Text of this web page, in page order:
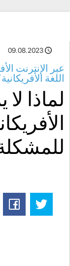
09.08.2023
عبر الإنترنت
اللغة
لماذا